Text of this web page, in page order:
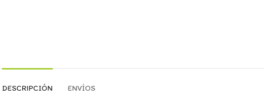
DESCRIPCIÓN ENVÍOS